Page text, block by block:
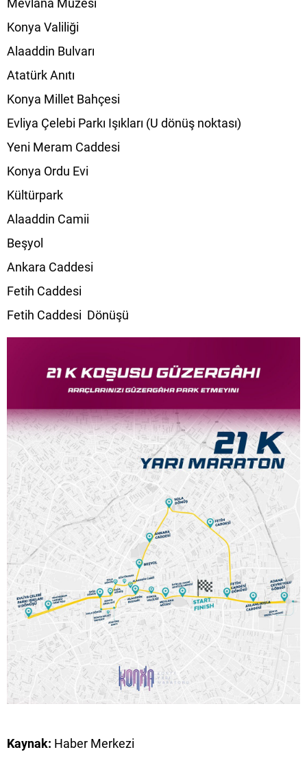
Konya Valiliği
Alaaddin Bulvarı
Atatürk Anıtı
Konya Millet Bahçesi
Evliya Çelebi Parkı Işıkları (U dönüş noktası)
Yeni Meram Caddesi
Konya Ordu Evi
Kültürpark
Alaaddin Camii
Beşyol
Ankara Caddesi
Fetih Caddesi
Fetih Caddesi Dönüşü
Kaynak: Haber Merkezi